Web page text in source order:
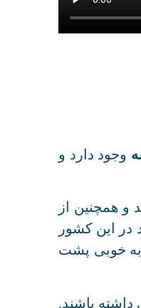
وجود دارد و
و همچنین از
در این کشور
به خوبی پشت
باشند.